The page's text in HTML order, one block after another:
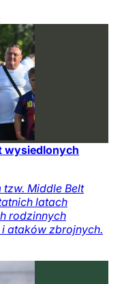
wysiedlonych
Middle Belt
latach
rodzinnych
ataków zbrojnych.